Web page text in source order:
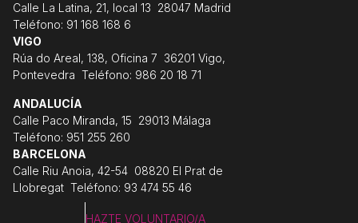
Calle La Latina, 21, local 13 28047 Madrid
Teléfono: 91 168 168 6
VIGO
Rúa do Areal, 138, Oficina 7 36201 Vigo,
Pontevedra Teléfono: 986 20 18 71
ANDALUCÍA
Calle Paco Miranda, 15 29013 Málaga
Teléfono: 951 255 260
BARCELONA
Calle Riu Anoia, 42-54 08820 El Prat de
Llobregat Teléfono: 93 474 55 46
HAZTE VOLUNTARIO/A